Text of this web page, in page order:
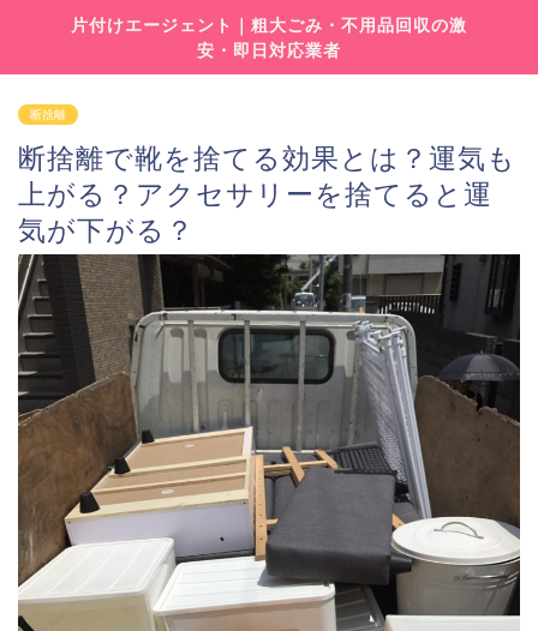
片付けエージェント｜粗大ごみ・不用品回収の激
安・即日対応業者
断捨離
断捨離で靴を捨てる効果とは？運気も
上がる？アクセサリーを捨てると運
気が下がる？